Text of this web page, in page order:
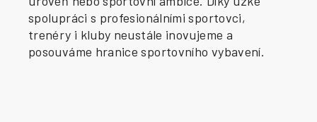
spolupráci s profesionálními sportovci,
trenéry i kluby neustále inovujeme a
posouváme hranice sportovního vybavení.